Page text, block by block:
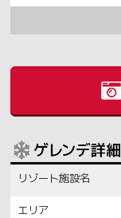
リゾート施設名
エリア